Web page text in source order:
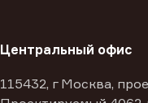
Центральный офис
115432, г Москва,